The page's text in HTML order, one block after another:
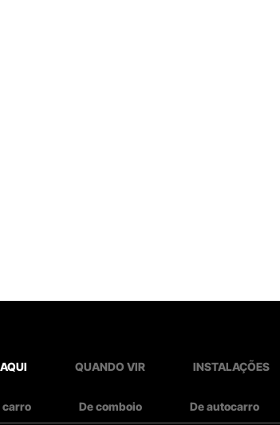
QUANDO VIR INSTALAÇÕES
carro De comboio De autocarro